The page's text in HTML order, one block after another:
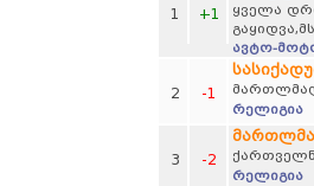
1 +1
ყველა
ავტო-
2 -1
რელიგია
3 -2
რელიგია